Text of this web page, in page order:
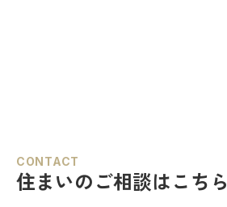
CONTACT
住まいのご相談はこちら